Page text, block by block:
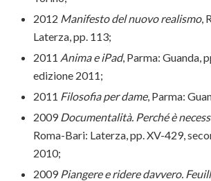
2012 Manifesto del nuovo realismo,
Laterza, pp. 113;
2011 Anima e iPad, Parma: Guanda,
edizione 2011;
2011 Filosofia per dame, Parma:
2009 Documentalità. Perché è
Roma-Bari: Laterza, pp. XV-429,
2010;
2009 Piangere e ridere davvero.